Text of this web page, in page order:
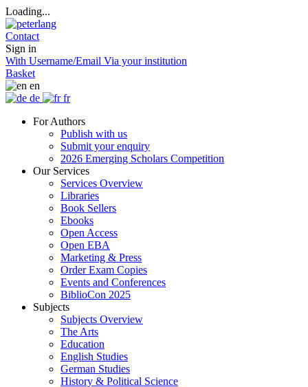
Loading...
Contact
Sign in
With Username/Email Via your institution
Basket
en
de
fr
For Authors
Publish with us
Submit your enquiry
2026 Emerging Scholars Competition
Our Services
Services Overview
Libraries
Book Sellers
Ebooks
Open Access
Open EBA
Marketing & Press
Order Exam Copies
Events and Conferences
BiblioCon 2025
Subjects
Subjects Overview
The Arts
Education
English Studies
German Studies
History & Political Science